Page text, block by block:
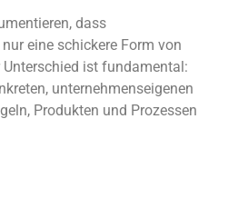
dass
eine schickere Form von
Unterschied ist fundamental:
unternehmenseigenen
Produkten und Prozessen